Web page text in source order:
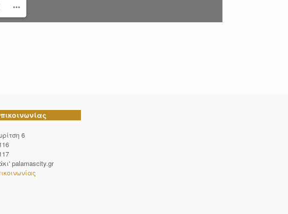
6
palamascity.gr